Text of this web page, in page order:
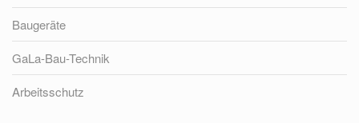
Baugeräte
GaLa-Bau-Technik
Arbeitsschutz